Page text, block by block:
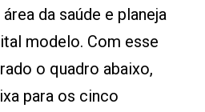
da saúde e planeja
modelo. Com esse
o quadro abaixo,
para os cinco